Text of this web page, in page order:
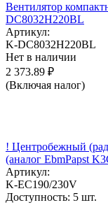
Вентилятор
DC8032H220BL
Артикул:
K-DC8032H220BL
Нет в наличии
2 373.89 ₽
(Включая налог)
! Центробежный
(аналог EbmPapst
Артикул:
K-EC190/230V
Доступность: 5 шт.